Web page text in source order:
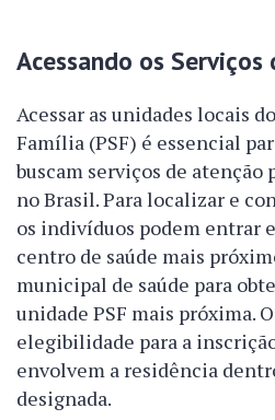
Acessando os Serviços
Acessar as unidades locais
Família (PSF) é essencial
buscam serviços de
no Brasil. Para localizar e
os indivíduos podem entrar
centro de saúde mais
municipal de saúde para
unidade PSF mais próxima.
elegibilidade para a
envolvem a residência
designada.